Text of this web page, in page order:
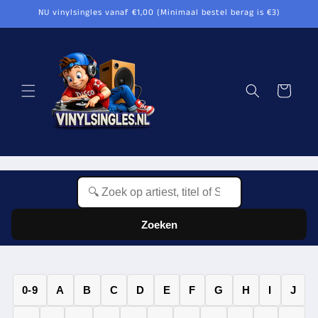
naar de
content
NU vinylsingles vanaf €1,00 (Minimaal bestel berag is €3)
Winkelwagen
Zoeken
0-9 A B C D E F G H I J